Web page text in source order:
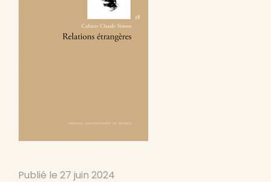
Publié le 27 juin 2024